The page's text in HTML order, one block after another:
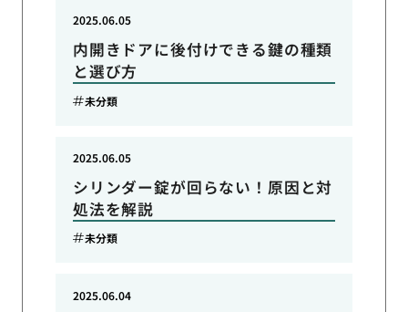
内開きドアに後付けできる鍵の種類
と選び方
2025.06.05
未分類
シリンダー錠が回らない！原因と対
処法を解説
2025.06.05
未分類
2025.06.04